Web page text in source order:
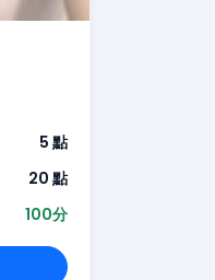
5 點
20 點
100分